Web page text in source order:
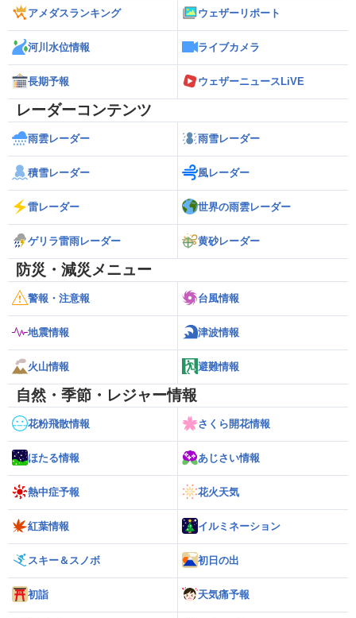
アメダスランキング ウェザーリポート
河川水位情報 ライブカメラ
長期予報 ウェザーニュースLiVE
レーダーコンテンツ
雨雲レーダー 雨雪レーダー
積雪レーダー 風レーダー
雷レーダー 世界の雨雲レーダー
ゲリラ雷雨レーダー 黄砂レーダー
防災・減災メニュー
警報・注意報 台風情報
地震情報 津波情報
火山情報 避難情報
自然・季節・レジャー情報
花粉飛散情報 さくら開花情報
ほたる情報 あじさい情報
熱中症予報 花火天気
紅葉情報 イルミネーション
スキー＆スノボ 初日の出
初詣 天気痛予報